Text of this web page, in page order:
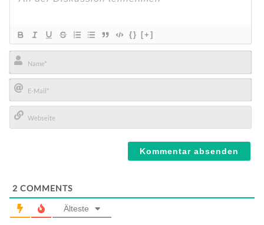
{} [+]
Name*
E-
Mail*
2 COMMENTS
Älteste